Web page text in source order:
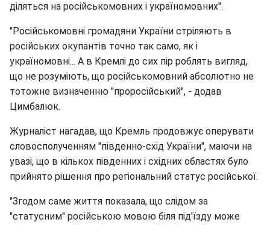
діляться на російськомовних і україномовних".
"Російськомовні громадяни України стріляють в
російських окупантів точно так само, як і
україномовні... А в Кремлі до сих пір роблять вигляд,
що не розуміють, що російськомовний абсолютно не
тотожне визначенню "проросійський", - додав
Цимбалюк.
Журналіст нагадав, що Кремль продовжує оперувати
словосполученням "південно-схід України", маючи на
увазі, що в кількох південних і східних областях було
прийнято рішення про регіональний статус російської.
"Згодом саме життя показала, що слідом за
"статусним" російською мовою біля під'їзду може